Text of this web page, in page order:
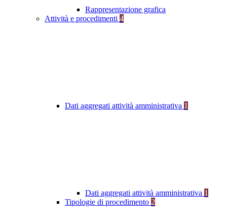
Rappresentazione grafica
Attività e procedimenti 4
Dati aggregati attività amministrativa 1
Dati aggregati attività amministrativa 1
Tipologie di procedimento 2